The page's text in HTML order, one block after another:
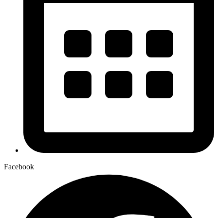
Facebook